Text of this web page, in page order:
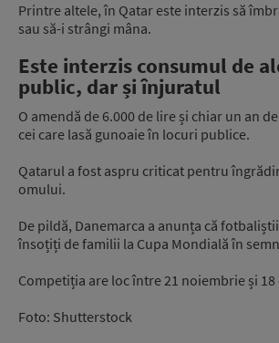
Printre altele, în Qatar este interzis să
sau să-i strângi mâna.
Este interzis consumul de
public, dar și înjuratul
O amendă de 6.000 de lire și chiar un an
cei care lasă gunoaie în locuri publice.
Qatarul a fost aspru criticat pentru
omului.
De pildă, Danemarca a anunța că
însoțiți de familii la Cupa Mondială în
Competiția are loc între 21 noiembrie și
Foto: Shutterstock